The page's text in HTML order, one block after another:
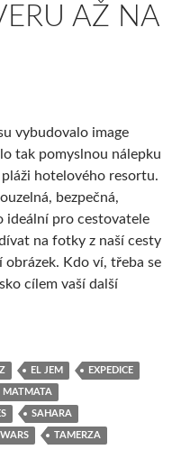
AŽ NA
vybudovalo image
tak pomyslnou nálepku
pláži hotelového resortu.
bezpečná,
ideální pro cestovatele
na fotky z naší cesty
Kdo ví, třeba se
cílem vaší další
z cesty napříč
EL JEM EXPEDICE
MATMATA
SAHARA
TAMERZA